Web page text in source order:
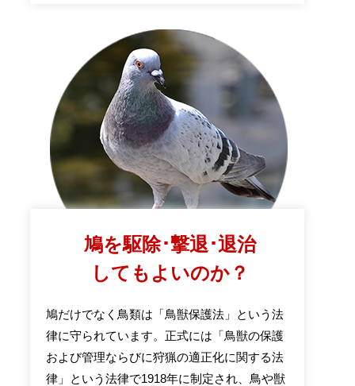
鳩を駆除･撃退･退治
してもよいのか？
鳩だけでなく鳥類は「鳥獣保護法」という法
律に守られています。正式には「鳥獣の保護
および管理ならびに狩猟の適正化に関する法
律」という法律で1918年に制定され、鳥や獣